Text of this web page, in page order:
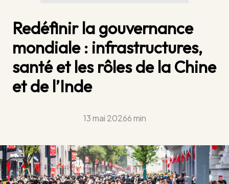
Redéfinir la gouvernance
mondiale : infrastructures,
santé et les rôles de la Chine
et de l’Inde
13 mai 20266 min